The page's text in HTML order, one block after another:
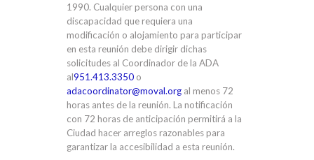
1990. Cualquier persona con una
discapacidad que requiera una
modificación o alojamiento para participar
en esta reunión debe dirigir dichas
solicitudes al Coordinador de la ADA
al951.413.3350 o
adacoordinator@moval.org al menos 72
horas antes de la reunión. La notificación
con 72 horas de anticipación permitirá a la
Ciudad hacer arreglos razonables para
garantizar la accesibilidad a esta reunión.